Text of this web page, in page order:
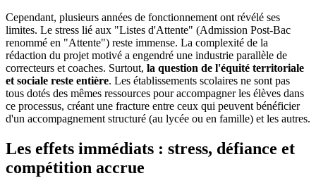
Cependant, plusieurs années de fonctionnement ont révélé ses
limites. Le stress lié aux "Listes d'Attente" (Admission Post-Bac
renommé en "Attente") reste immense. La complexité de la
rédaction du projet motivé a engendré une industrie parallèle de
correcteurs et coaches. Surtout, la question de l'équité territoriale
et sociale reste entière. Les établissements scolaires ne sont pas
tous dotés des mêmes ressources pour accompagner les élèves dans
ce processus, créant une fracture entre ceux qui peuvent bénéficier
d'un accompagnement structuré (au lycée ou en famille) et les autres.
Les effets immédiats : stress, défiance et
compétition accrue